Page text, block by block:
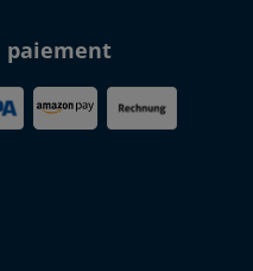
paiement